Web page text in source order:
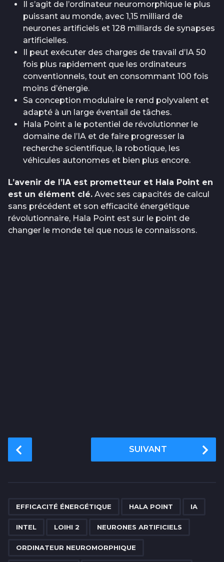
Il s’agit de l’ordinateur neuromorphique le plus
puissant au monde, avec 1,15 milliard de
neurones artificiels et 128 milliards de synapses
artificielles.
Il peut exécuter des charges de travail d’IA 50
fois plus rapidement que les ordinateurs
conventionnels, tout en consommant 100 fois
moins d’énergie.
Sa conception modulaire le rend polyvalent et
adapté à un large éventail de tâches.
Hala Point a le potentiel de révolutionner le
domaine de l’IA et de faire progresser la
recherche scientifique, la robotique, les
véhicules autonomes et bien plus encore.
L’avenir de l’IA est prometteur et Hala Point en
est un élément clé. Avec ses capacités de calcul
sans précédent et son efficacité énergétique
révolutionnaire, Hala Point est sur le point de
changer le monde tel que nous le connaissons.
o
SUIVANT
EFFICACITÉ ÉNERGÉTIQUE HALA POINT IA
INTEL LOIHI 2 NEURONES ARTIFICIELS
ORDINATEUR NEUROMORPHIQUE